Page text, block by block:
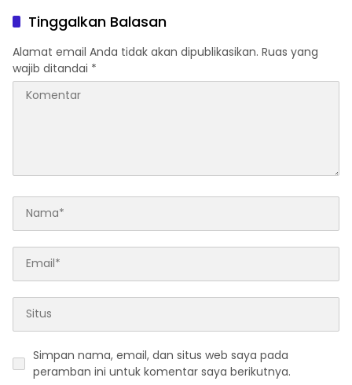
Tinggalkan Balasan
Alamat email Anda tidak akan dipublikasikan. Ruas yang
wajib ditandai *
Simpan nama, email, dan situs web saya pada
peramban ini untuk komentar saya berikutnya.